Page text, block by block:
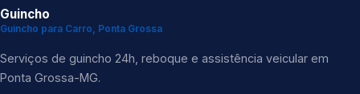
Guincho
Guincho para Carro, Ponta Grossa
Serviços de guincho 24h, reboque e assistência veicular em
Ponta Grossa-MG.